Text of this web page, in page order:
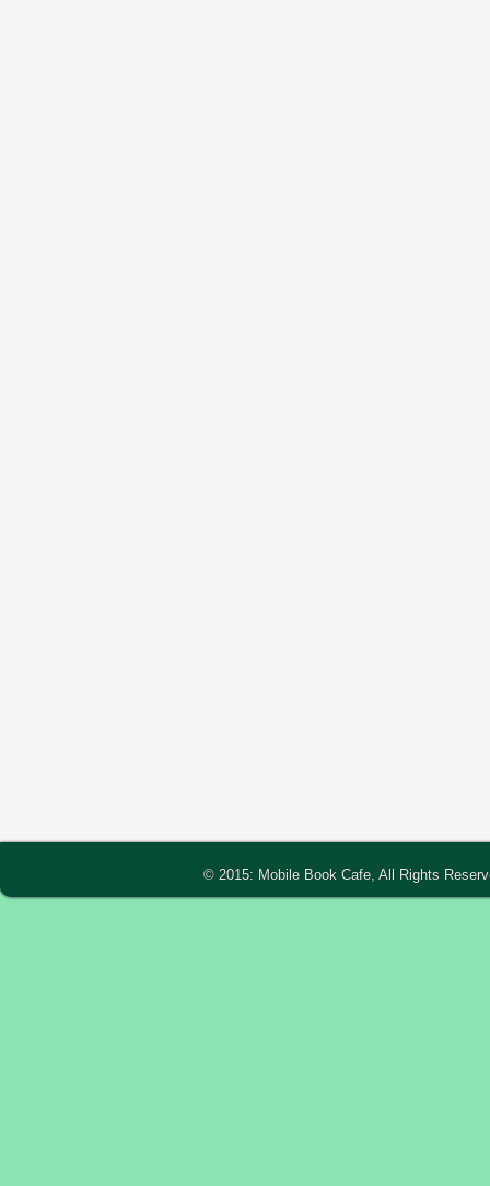
© 2015: Mobile Book Cafe, All Rights